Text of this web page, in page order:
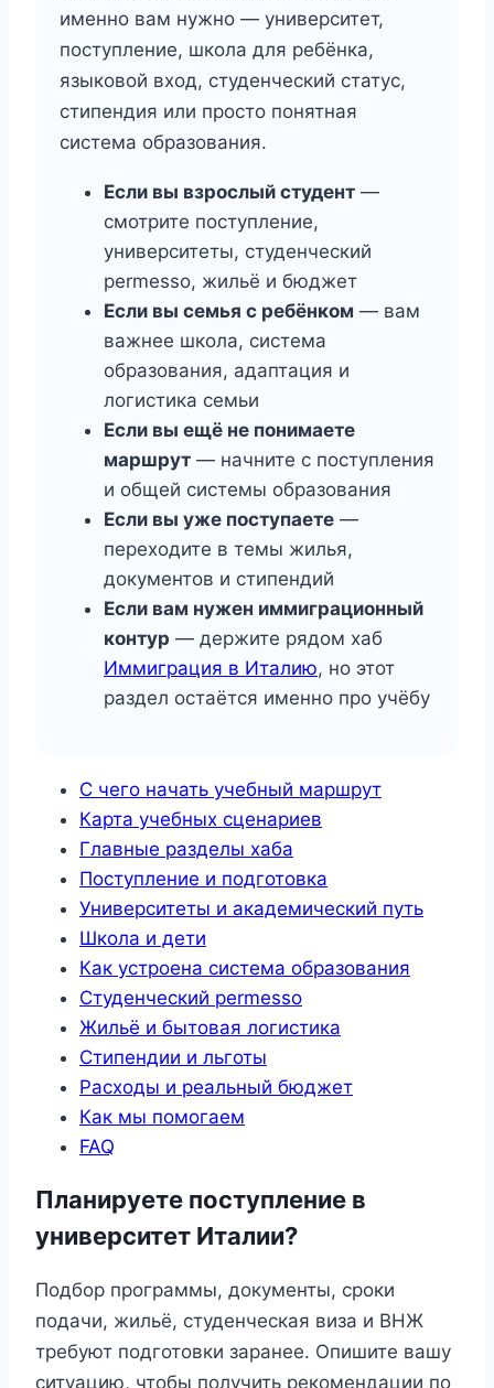
именно вам нужно — университет,
поступление, школа для ребёнка,
языковой вход, студенческий статус,
стипендия или просто понятная
система образования.
Если вы взрослый студент —
смотрите поступление,
университеты, студенческий
permesso, жильё и бюджет
Если вы семья с ребёнком — вам
важнее школа, система
образования, адаптация и
логистика семьи
Если вы ещё не понимаете
маршрут — начните с поступления
и общей системы образования
Если вы уже поступаете —
переходите в темы жилья,
документов и стипендий
Если вам нужен иммиграционный
контур — держите рядом хаб
Иммиграция в Италию, но этот
раздел остаётся именно про учёбу
С чего начать учебный маршрут
Карта учебных сценариев
Главные разделы хаба
Поступление и подготовка
Университеты и академический путь
Школа и дети
Как устроена система образования
Студенческий permesso
Жильё и бытовая логистика
Стипендии и льготы
Расходы и реальный бюджет
Как мы помогаем
FAQ
Планируете поступление в
университет Италии?
Подбор программы, документы, сроки
подачи, жильё, студенческая виза и ВНЖ
требуют подготовки заранее. Опишите вашу
ситуацию, чтобы получить рекомендации по